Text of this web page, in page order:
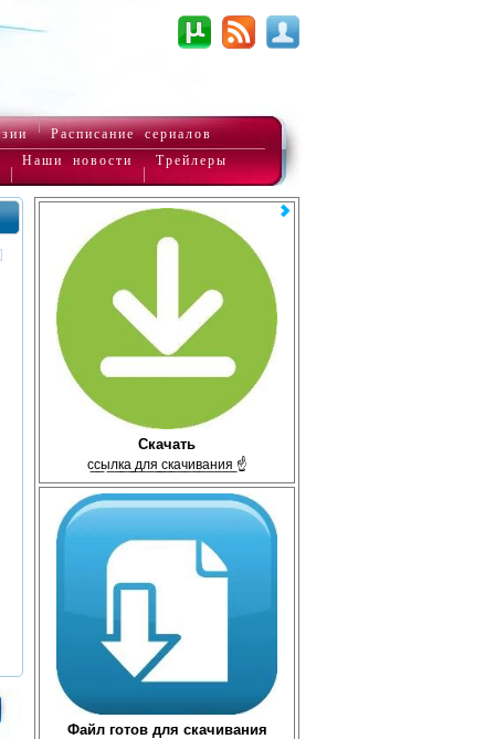
Расписание сериалов
Наши новости Трейлеры
Скачать
с̲с̲ы̲л̲к̲а̲ ̲д̲л̲я̲ ̲с̲к̲а̲ч̲и̲в̲а̲н̲и̲я̲ ☝
Файл готов для скачивания